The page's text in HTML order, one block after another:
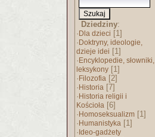
Dziedziny:
· Dla dzieci [1]
· Doktryny, ideologie,
dzieje idei [1]
· Encyklopedie, słowniki,
leksykony [1]
· Filozofia [2]
· Historia [7]
· Historia religii i
Kościoła [6]
· Homoseksualizm [1]
· Humanistyka [1]
· Ideo-gadżety